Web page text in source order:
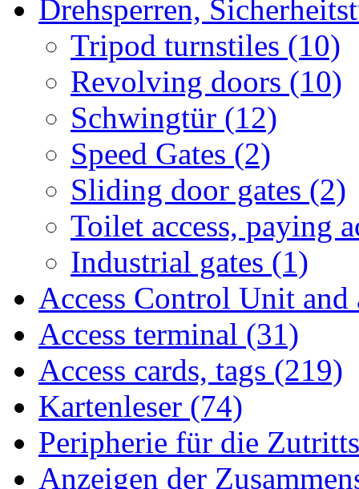
Drehsperren,
Tripod turnstiles (10)
Revolving doors (10)
Schwingtür (12)
Speed Gates (2)
Sliding door gates (2)
Toilet access, paying
Industrial gates (1)
Access Control Unit and
Access terminal (31)
Access cards, tags (219)
Kartenleser (74)
Peripherie für die
Anzeigen der